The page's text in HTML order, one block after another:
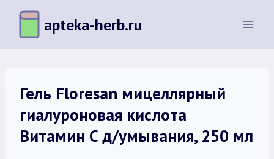
Перейти
содержимому
apteka-herb.ru
Гель Floresan мицеллярный
гиалуроновая кислота
Витамин C д/умывания, 250 мл